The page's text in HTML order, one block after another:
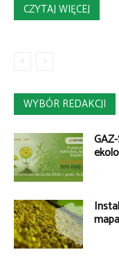
CZYTAJ WIĘCEJ
WYBÓR REDAKCJI